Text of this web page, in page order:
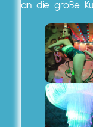
an die große